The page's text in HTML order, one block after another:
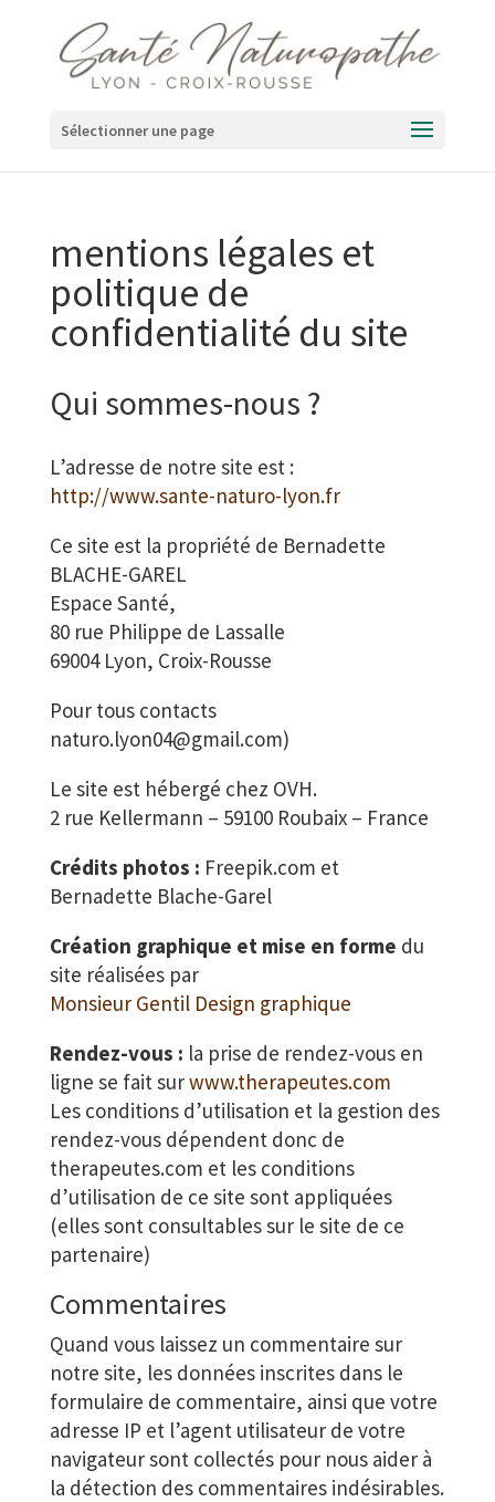
Sélectionner une page
mentions légales et
politique de
confidentialité du site
Qui sommes-nous ?
L’adresse de notre site est :
http://www.sante-naturo-lyon.fr
Ce site est la propriété de Bernadette
BLACHE-GAREL
Espace Santé,
80 rue Philippe de Lassalle
69004 Lyon, Croix-Rousse
Pour tous contacts
naturo.lyon04@gmail.com)
Le site est hébergé chez OVH.
2 rue Kellermann – 59100 Roubaix – France
Crédits photos : Freepik.com et
Bernadette Blache-Garel
Création graphique et mise en forme du
site réalisées par
Monsieur Gentil Design graphique
Rendez-vous : la prise de rendez-vous en
ligne se fait surwww.therapeutes.com
Les conditions d’utilisation et la gestion des
rendez-vous dépendent donc de
therapeutes.com et les conditions
d’utilisation de ce site sont appliquées
(elles sont consultables sur le site de ce
partenaire)
Commentaires
Quand vous laissez un commentaire sur
notre site, les données inscrites dans le
formulaire de commentaire, ainsi que votre
adresse IP et l’agent utilisateur de votre
navigateur sont collectés pour nous aider à
la détection des commentaires indésirables.